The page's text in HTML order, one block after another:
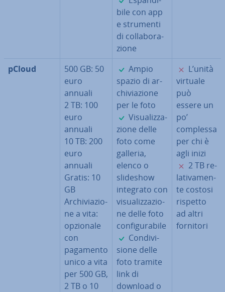
bi­le con app
e strumenti
di col­la­bo­ra­
zio­ne
pCloud
500 GB: 50
euro
annuali
2 TB: 100
euro
annuali
10 TB: 200
euro
annuali
Gratis: 10
GB
Ar­chi­via­zio­
ne a vita:
opzionale
con
pagamento
unico a vita
per 500 GB,
2 TB o 10
✓
Ampio
spazio di ar­
chi­via­zio­ne
per le foto
✓
Vi­sua­liz­za­
zio­ne delle
foto come
galleria,
elenco o
slideshow
integrato con
vi­sua­liz­za­zio­
ne delle foto
con­fi­gu­ra­bi­le
✓
Con­di­vi­
sio­ne delle
foto tramite
link di
download o
✗
L’unità
virtuale
può
essere un
po’
complessa
per chi è
agli inizi
✗
2 TB re­
la­ti­va­men­
te costosi
rispetto
ad altri
fornitori